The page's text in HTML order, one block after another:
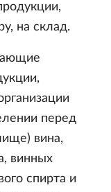
на склад.
перед
вина,
винных
спирта и